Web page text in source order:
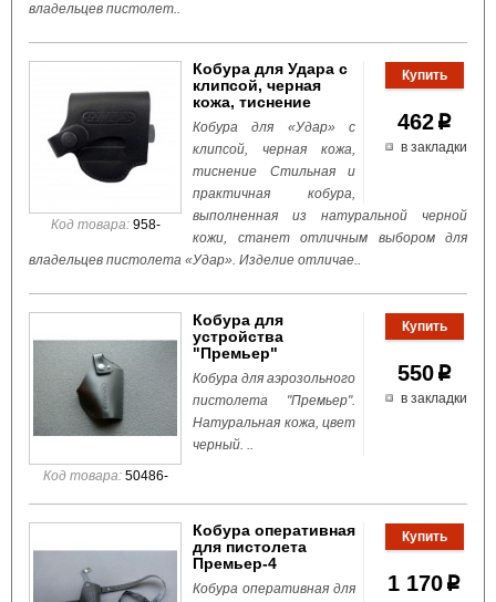
владельцев пистолет..
462 p
в закладки
Код товара: 958-
Кобура для Удара с
клипсой, черная
кожа, тиснение
Кобура для «Удар» с
клипсой, черная кожа,
тиснение Стильная и
практичная кобура,
выполненная из натуральной черной
кожи, станет отличным выбором для
владельцев пистолета «Удар». Изделие отличае..
550p
в закладки
Код товара: 50486-
Кобура для
устройства
"Премьер"
Кобура для аэрозольного
пистолета "Премьер".
Натуральная кожа, цвет
черный. ..
1 170 p
Кобура оперативная
для пистолета
Премьер-4
Кобура оперативная для